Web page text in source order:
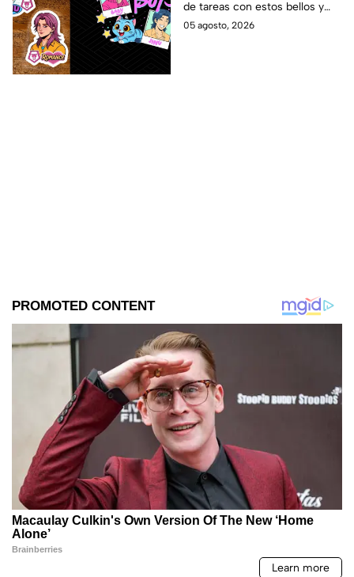
clases
de tareas con estos bellos y
divertidos stickers de los Saja
05 agosto, 2026